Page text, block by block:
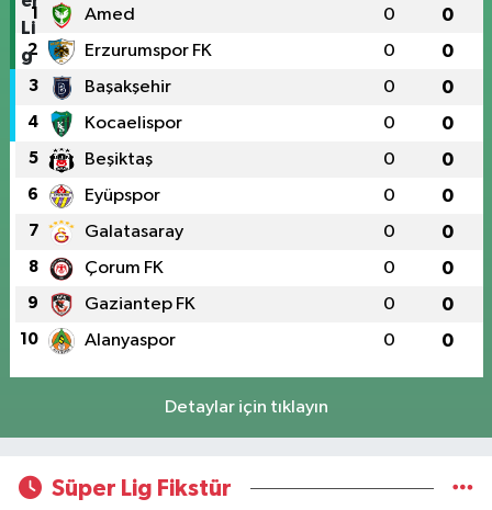
1 Amed 0 0
2 Erzurumspor FK 0 0
3 Başakşehir 0 0
4 Kocaelispor 0 0
5 Beşiktaş 0 0
6 Eyüpspor 0 0
7 Galatasaray 0 0
8 Çorum FK 0 0
9 Gaziantep FK 0 0
10 Alanyaspor 0 0
Detaylar için tıklayın
Süper Lig Fikstür